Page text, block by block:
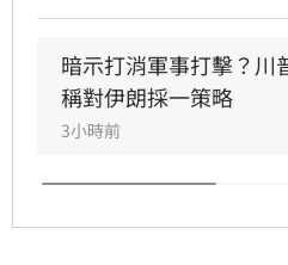
峽（Strait of Hormuz）
數。與此同時，伊朗支
織「胡塞武裝」（
暗示打消軍事打擊？川
稱對伊朗採一策略
3小時前